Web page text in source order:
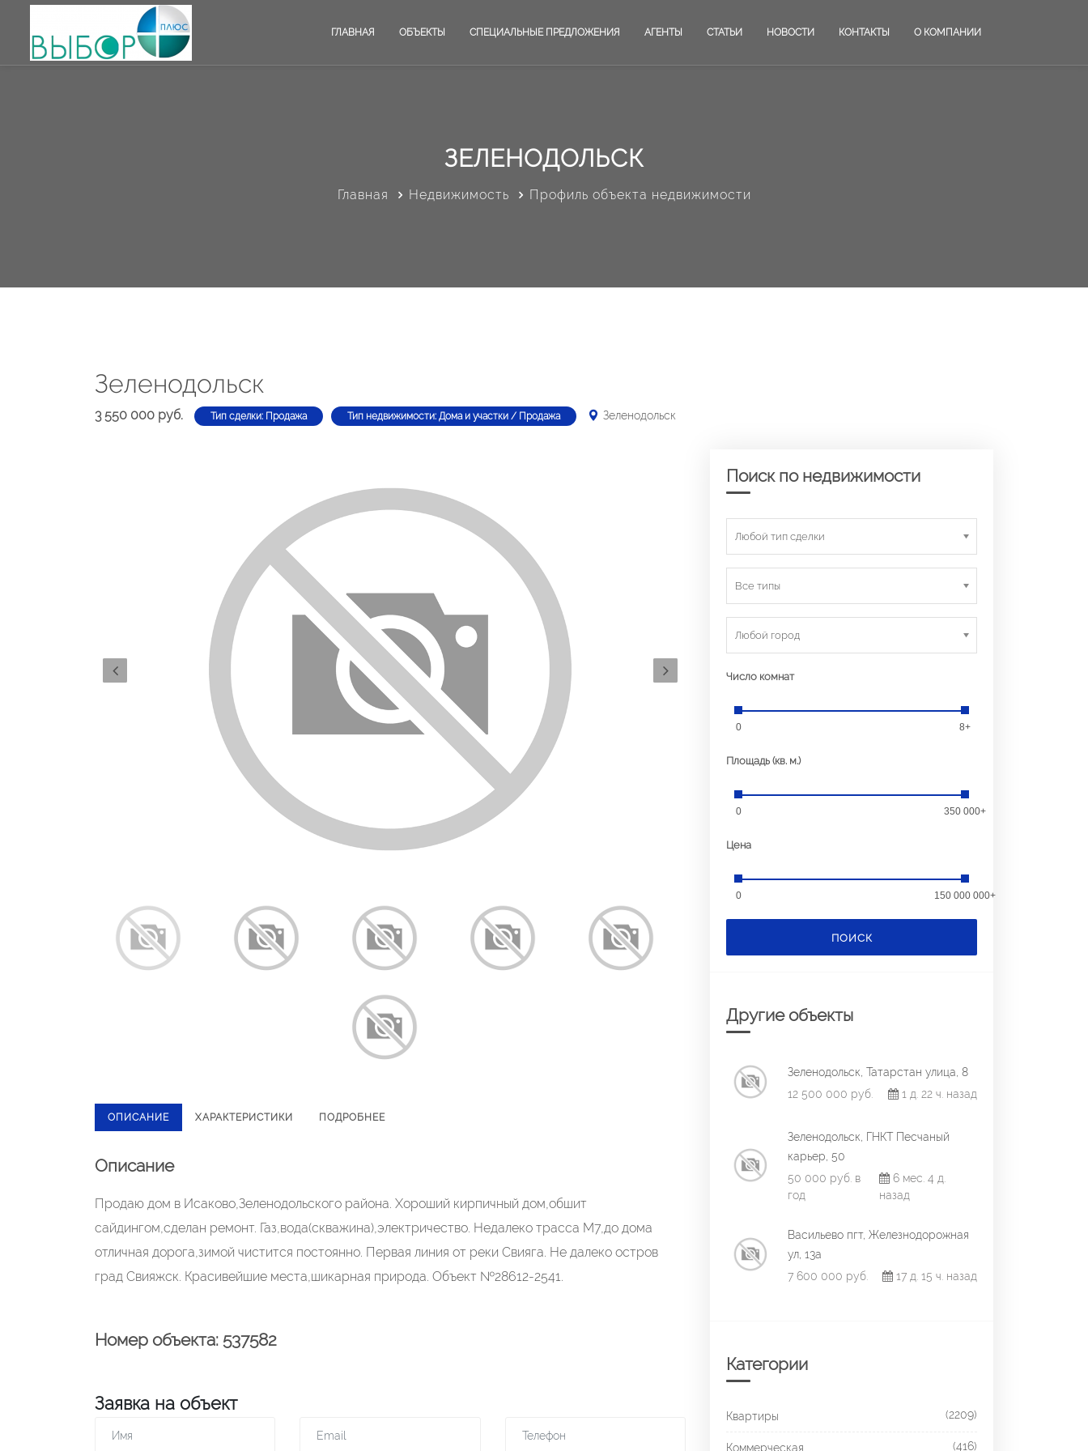
ГЛАВНАЯ ОБЪЕКТЫ СПЕЦИАЛЬНЫЕ ПРЕДЛОЖЕНИЯ АГЕНТЫ СТАТЬИ НОВОСТИ КОНТАКТЫ О КОМПАНИИ
ЗЕЛЕНОДОЛЬСК
Главная Недвижимость Профиль объекта недвижимости
Зеленодольск
3 550 000 руб. Тип сделки: Продажа Тип недвижимости: Дома и участки / Продажа Зеленодольск
ОПИСАНИЕ ХАРАКТЕРИСТИКИ ПОДРОБНЕЕ
Описание
Продаю дом в Исаково,Зеленодольского района. Хороший кирпичный дом,обшит
сайдингом,сделан ремонт. Газ,вода(скважина),электричество. Недалеко трасса М7,до дома
отличная дорога,зимой чистится постоянно. Первая линия от реки Свияга. Не далеко остров
град Свияжск. Красивейшие места,шикарная природа. Объект №28612-2541.
Номер объекта: 537582
Заявка на объект
Поиск по недвижимости
Любой тип сделки
Все типы
Любой город
Число комнат
0 8+
Площадь (кв. м.)
0 350 000+
Цена
0 150 000 000+
ПОИСК
Другие объекты
Зеленодольск, Татарстан улица, 8
12 500 000 руб.
1 д. 22 ч. назад
Зеленодольск, ГНКТ Песчаный
карьер, 50
50 000 руб. в
год
6 мес. 4 д.
назад
Васильево пгт, Железнодорожная
ул, 13а
7 600 000 руб.
17 д. 15 ч. назад
Категории
Квартиры (2209)
Коммерческая (416)